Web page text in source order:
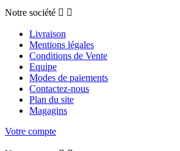
Notre société  
Livraison
Mentions légales
Conditions de Vente
Equipe
Modes de paiements
Contactez-nous
Plan du site
Magagins
Votre compte